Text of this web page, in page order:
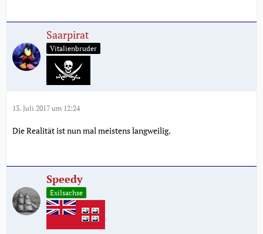
Saarpirat
Vitalienbruder
13. Juli 2017 um 12:24
Die Realität ist nun mal meistens langweilig.
Speedy
Exilsachse